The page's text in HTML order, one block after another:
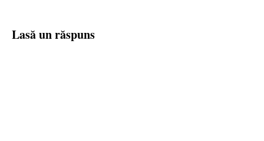
Lasă un răspuns